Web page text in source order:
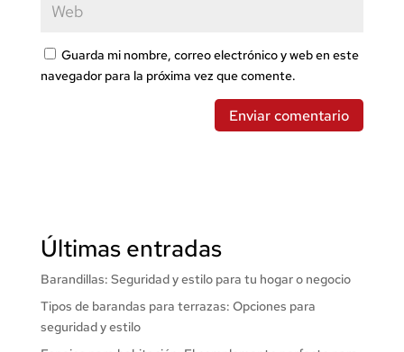
Guarda mi nombre, correo electrónico y web en este
navegador para la próxima vez que comente.
Últimas entradas
Barandillas: Seguridad y estilo para tu hogar o negocio
Tipos de barandas para terrazas: Opciones para
seguridad y estilo